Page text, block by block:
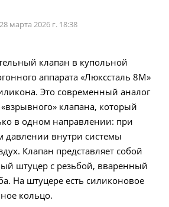
28 марта 2026 г. 18:38
клапан в купольной
аппарата «Люкссталь 8М»
Это современный аналог
клапана, который
в одном направлении: при
внутри системы
Клапан представляет собой
штуцер с резьбой, вваренный
На штуцере есть силиконовое
кольцо.